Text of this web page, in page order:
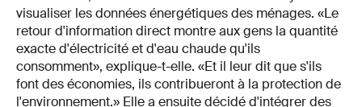
visualiser les données énergétiques des ménages. «Le
retour d'information direct montre aux gens la quantité
exacte d'électricité et d'eau chaude qu'ils
consomment», explique-t-elle. «Et il leur dit que s'ils
font des économies, ils contribueront à la protection de
l'environnement.» Elle a ensuite décidé d'intégrer des